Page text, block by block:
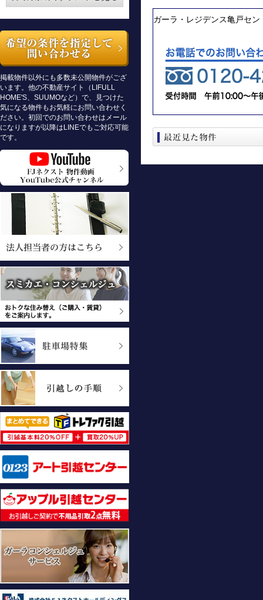
掲載物件以外にも多数未公開物件がござ
います。他の不動産サイト（LIFULL
HOME'S、SUUMOなど）で、見つけた
気になる物件もお気軽にお問い合わせく
ださい。初回でのお問い合わせはメール
になりますが以降はLINEでもご対応可能
です。
ガーラ・レジデンス亀戸セ